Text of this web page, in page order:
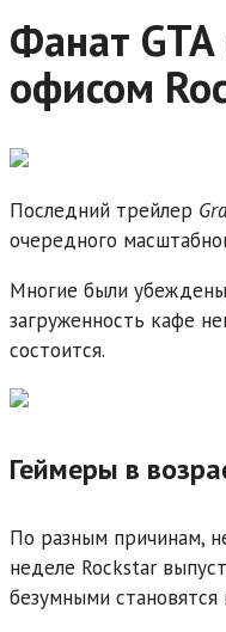
Фанат
офисом
Последний трейлер
очередного
Многие были
загруженность кафе
состоится.
Геймеры в
По разным причинам,
неделе Rockstar
безумными